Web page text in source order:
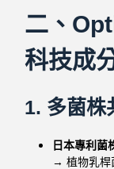
二、
科技成
1. 多菌株
日本專利菌
→ 植物乳桿